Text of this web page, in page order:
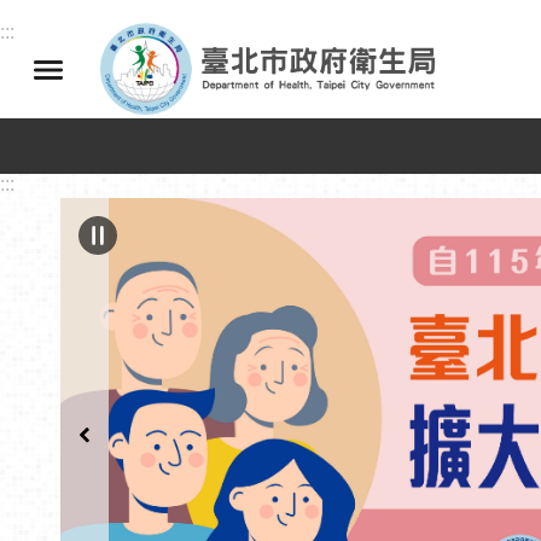
跳到主要內容區塊
:::
:::